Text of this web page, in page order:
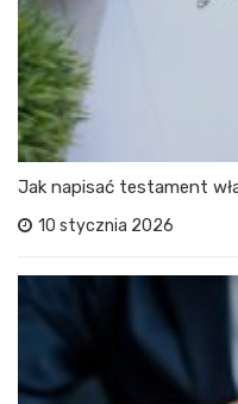
Jak napisać testament
10 stycznia 2026